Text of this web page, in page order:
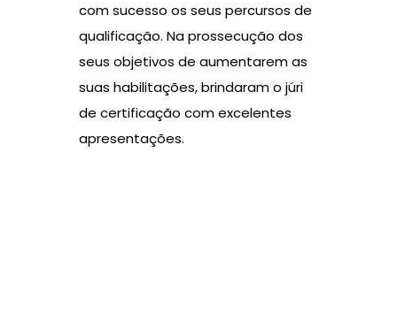
com sucesso os seus percursos de
qualificação. Na prossecução dos
seus objetivos de aumentarem as
suas habilitações, brindaram o júri
de certificação com excelentes
apresentações.